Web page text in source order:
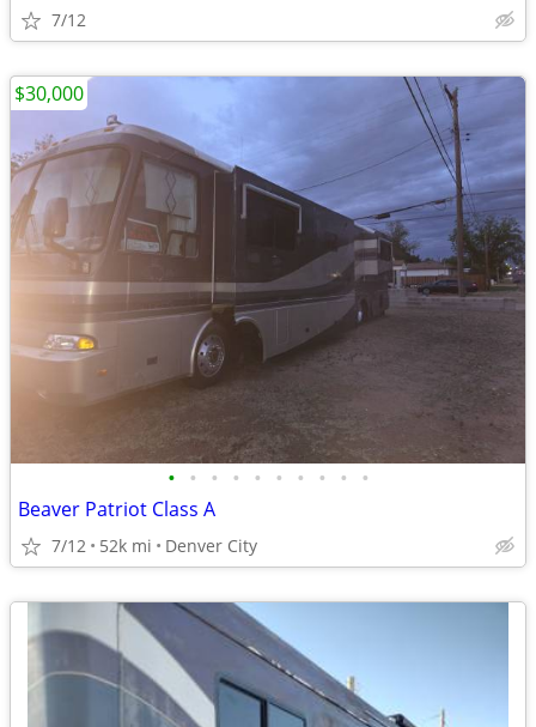
7/12
• • • • • • • • • •
Beaver Patriot Class A
7/12 52k mi Denver City
$30,000